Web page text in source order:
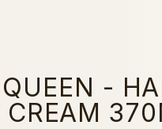
-
CREAM